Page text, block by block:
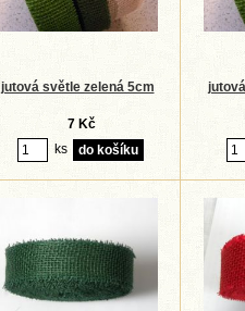
jutová světle zelená 5cm
7 Kč
ks